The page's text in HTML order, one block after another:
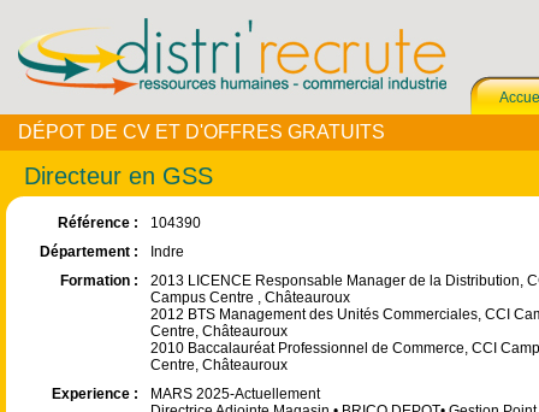
DÉPOT DE CV ET D'OFFRES GRATUITS
Directeur en GSS
Référence :
104390
Département :
Indre
Formation :
2013 LICENCE Responsable Manager de la Distribution,
Campus Centre , Châteauroux
2012 BTS Management des Unités Commerciales, CCI
Centre, Châteauroux
2010 Baccalauréat Professionnel de Commerce, CCI
Centre, Châteauroux
Experience :
MARS 2025-Actuellement